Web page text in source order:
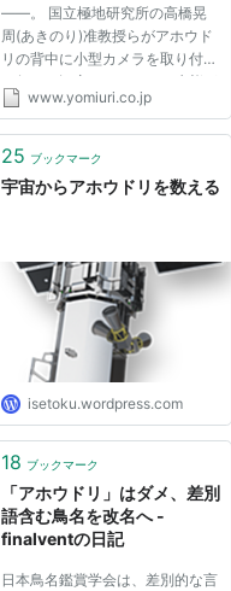
――。 国立極地研究所の高橋晃
周(あきのり)准教授らがアホウド
リの背中に小型カメラを取り付け
て行った観察から、そんな生態が
浮かび上がった。米科学誌「プロ
は、南極に近いサウスジョージア
ド...
www.yomiuri.co.jp
25 ブックマーク
宇宙からアホウドリを数える
isetoku.wordpress.com
18 ブックマーク
「アホウドリ」はダメ、差別
語含む鳥名を改名へ -
finalventの日記
日本鳥名鑑賞学会は、差別的な言